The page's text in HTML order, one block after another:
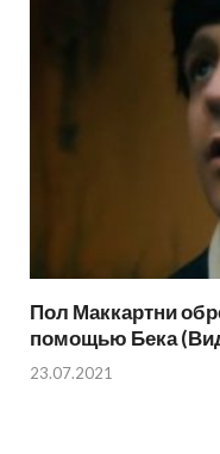
Пол Маккартни
помощью Бека
23.07.2021